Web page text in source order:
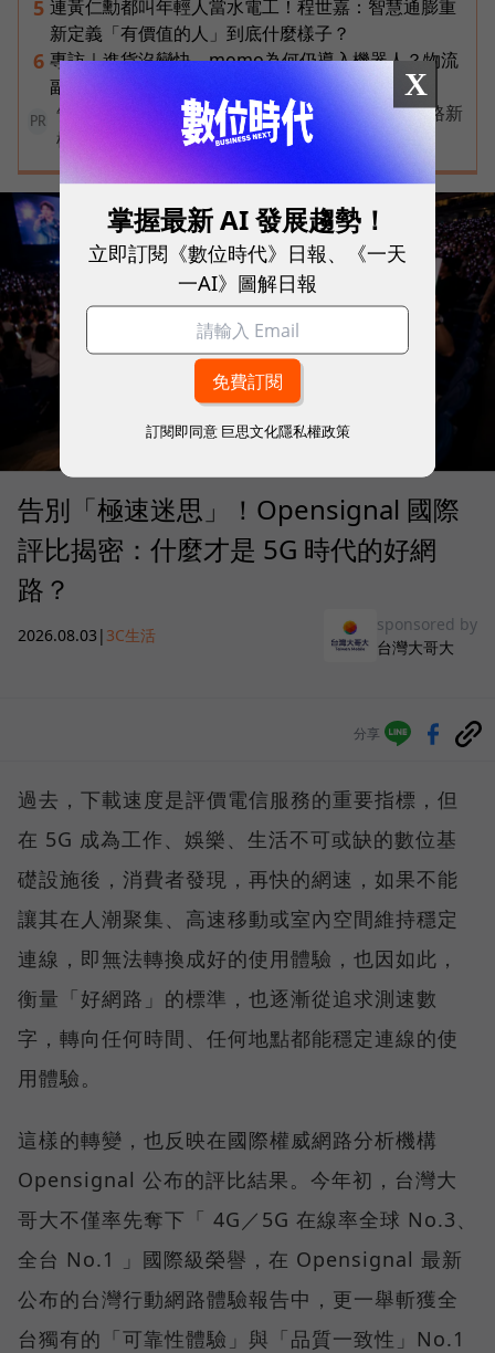
5 連黃仁勳都叫年輕人當水電工！程世嘉：智慧通膨重
新定義「有價值的人」到底什麼樣子？
6 專訪｜進貨沒變快，momo為何仍導入機器人？物流
副總揭比拚速度更棘手的缺工難題
PR
告別極速迷思！台灣大哥大奪國際雙冠揭密好網路新
標準
告別「極速迷思」！Opensignal 國際
評比揭密：什麼才是 5G 時代的好網
路？
2026.08.03 | 3C生活
sponsored by
台灣大哥大
分享
過去，下載速度是評價電信服務的重要指標，但
在 5G 成為工作、娛樂、生活不可或缺的數位基
礎設施後，消費者發現，再快的網速，如果不能
讓其在人潮聚集、高速移動或室內空間維持穩定
連線，即無法轉換成好的使用體驗，也因如此，
衡量「好網路」的標準，也逐漸從追求測速數
字，轉向任何時間、任何地點都能穩定連線的使
用體驗。
這樣的轉變，也反映在國際權威網路分析機構
Opensignal 公布的評比結果。今年初，台灣大
哥大不僅率先奪下「 4G／5G 在線率全球 No.3、
全台 No.1 」國際級榮譽，在 Opensignal 最新
公布的台灣行動網路體驗報告中，更一舉斬獲全
台獨有的「可靠性體驗」與「品質一致性」No.1
X
掌握最新 AI 發展趨勢！
立即訂閱《數位時代》日報、《一天
一AI》圖解日報
訂閱即同意 巨思文化隱私權政策